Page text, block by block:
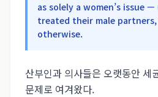
as solely a women’s issue
treated their male
otherwise.
산부인과 의사들은 오랫동안 세
문제로 여겨왔다.